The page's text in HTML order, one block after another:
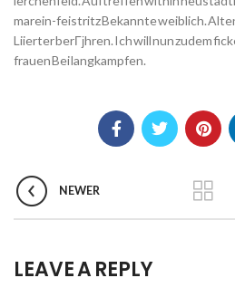
marein-feistritz Bekannte weiblich.
Liierter berГјhren. Ich will nun zudem
frauen Bei langkampfen.
NEWER
LEAVE A REPLY